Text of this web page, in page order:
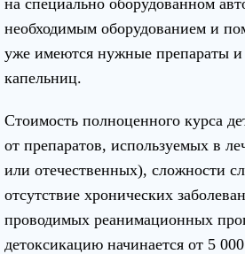
на специально оборудованном
необходимым оборудованием и
уже имеются нужные препараты и
капельниц.
Стоимость полноценного курса
от препаратов, используемых в
или отечественных), сложности
отсутствие хронических
проводимых реанимационных
детоксикацию начинается от 5